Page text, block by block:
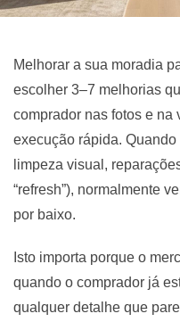
Melhorar a sua moradia
escolher 3–7 melhorias
comprador nas fotos e na
execução rápida.
limpeza visual,
“refresh”), normalmente
por baixo.
Isto importa porque o
quando o comprador já
qualquer detalhe que